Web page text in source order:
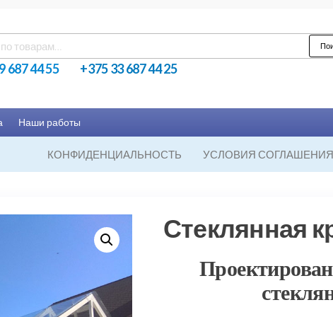
687 44 55 +375 33 687 44 25
Наши работы
КОНФИДЕНЦИАЛЬНОСТЬ УСЛОВИЯ СОГЛАШЕНИЯ
Стеклянная